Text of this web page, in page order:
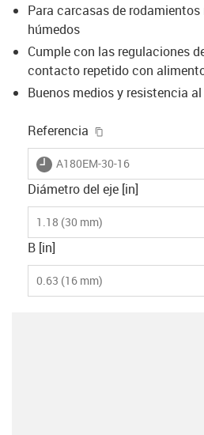
Para carcasas de
húmedos
Cumple con las regulaciones
contacto repetido con
Buenos medios y resistencia
Referencia
igus-icon-lieferzeit
A180EM-30-16
Diámetro del eje [in]
1.18 (30 mm)
B [in]
0.63 (16 mm)